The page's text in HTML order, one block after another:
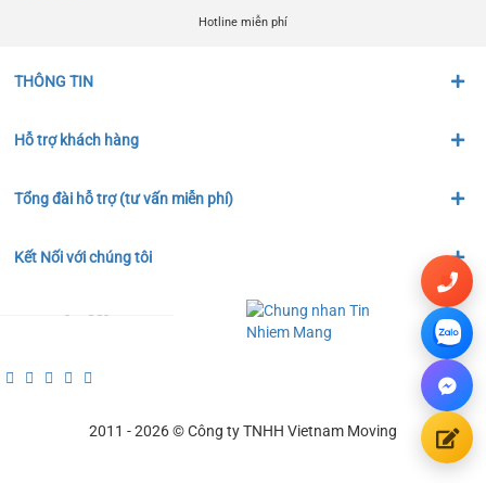
Hotline miễn phí
THÔNG TIN
Hỗ trợ khách hàng
Tổng đài hỗ trợ (tư vấn miễn phí)
Kết Nối với chúng tôi
2011 - 2026 © Công ty TNHH Vietnam Moving